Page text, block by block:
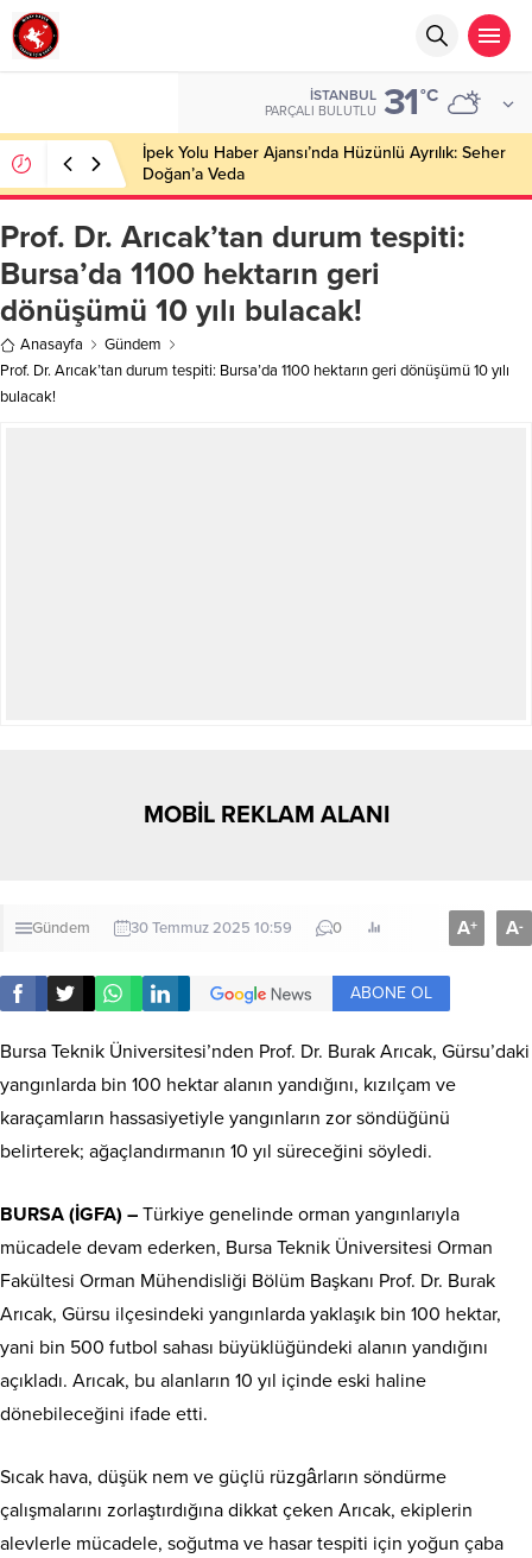
İSTANBUL
PARÇALI BULUTLU 31°C
İpek Yolu Haber Ajansı’nda Hüzünlü Ayrılık: Seher
Doğan’a Veda
Prof. Dr. Arıcak’tan durum tespiti:
Bursa’da 1100 hektarın geri
dönüşümü 10 yılı bulacak!
Anasayfa
Gündem
Prof. Dr. Arıcak’tan durum tespiti: Bursa’da 1100 hektarın geri dönüşümü 10 yılı
bulacak!
MOBİL REKLAM ALANI
Gündem 30 Temmuz 2025 10:59 0 A+ A-
ABONE OL
Bursa Teknik Üniversitesi’nden Prof. Dr. Burak Arıcak, Gürsu’daki
yangınlarda bin 100 hektar alanın yandığını, kızılçam ve
karaçamların hassasiyetiyle yangınların zor söndüğünü
belirterek; ağaçlandırmanın 10 yıl süreceğini söyledi.
BURSA (İGFA) – Türkiye genelinde orman yangınlarıyla
mücadele devam ederken, Bursa Teknik Üniversitesi Orman
Fakültesi Orman Mühendisliği Bölüm Başkanı Prof. Dr. Burak
Arıcak, Gürsu ilçesindeki yangınlarda yaklaşık bin 100 hektar,
yani bin 500 futbol sahası büyüklüğündeki alanın yandığını
açıkladı. Arıcak, bu alanların 10 yıl içinde eski haline
dönebileceğini ifade etti.
Sıcak hava, düşük nem ve güçlü rüzgârların söndürme
çalışmalarını zorlaştırdığına dikkat çeken Arıcak, ekiplerin
alevlerle mücadele, soğutma ve hasar tespiti için yoğun çaba